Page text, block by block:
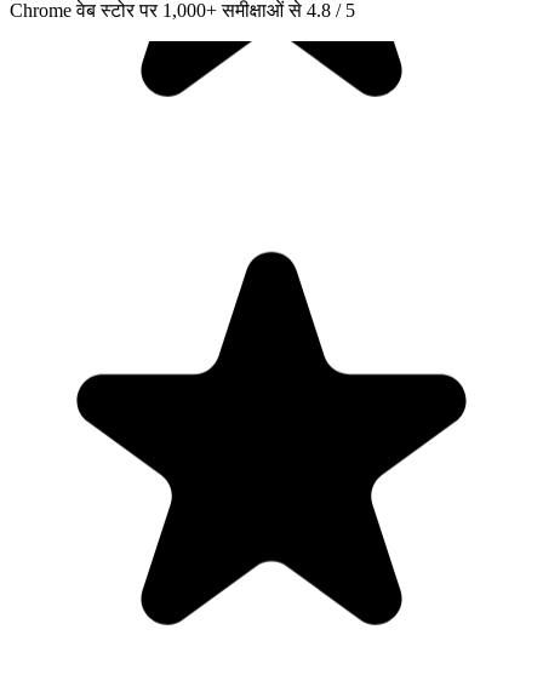
Chrome वेब स्टोर पर 1,000+ समीक्षाओं से 4.8 / 5
"Seriously, makes my tasks easier to share with the team, and the
free version is quite nice for our little office. Eventually, we will
expand, and this is definitely a great tool to do that! Syncs with my
Workspace and Calendar."